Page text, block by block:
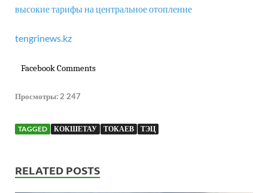
высокие тарифы на центральное отопление
tengrinews.kz
Facebook Comments
Просмотры: 2 247
TAGGED КОКШЕТАУ ТОКАЕВ ТЭЦ
RELATED POSTS